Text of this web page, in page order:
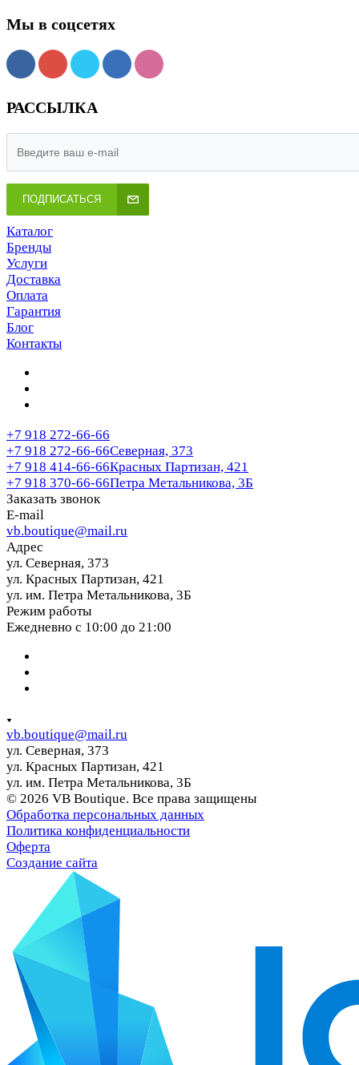
Мы в соцсетях
РАССЫЛКА
ПОДПИСАТЬСЯ
Каталог
Бренды
Услуги
Доставка
Оплата
Гарантия
Блог
Контакты
+7 918 272-66-66
+7 918 272-66-66Северная, 373
+7 918 414-66-66Красных Партизан, 421
+7 918 370-66-66Петра Метальникова, 3Б
Заказать звонок
E-mail
vb.boutique@mail.ru
Адрес
ул. Северная, 373
ул. Красных Партизан, 421
ул. им. Петра Метальникова, 3Б
Режим работы
Ежедневно с 10:00 до 21:00
vb.boutique@mail.ru
ул. Северная, 373
ул. Красных Партизан, 421
ул. им. Петра Метальникова, 3Б
© 2026 VB Boutique. Все права защищены
Обработка персональных данных
Политика конфиденциальности
Оферта
Создание сайта